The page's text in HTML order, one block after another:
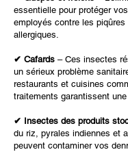
essentielle pour protéger
employés contre les piqûres
allergiques.
✔ Cafards – Ces insectes
un sérieux problème
restaurants et cuisines
traitements garantissent
✔ Insectes des produits
du riz, pyrales indiennes et
peuvent contaminer vos